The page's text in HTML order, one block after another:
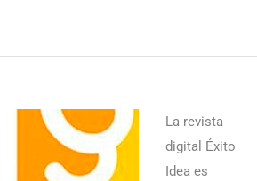
La revista
digital Éxito
Idea es